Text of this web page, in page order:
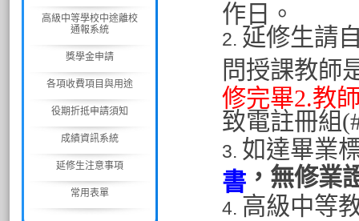
高級中等學校中途離校
通報系統
獎學金申請
各項收費項目與用途
役期折抵申請須知
成績資訊系統
延修生注意事項
常用表單
作日。
延修生請
問授課教師
修完畢2.教
致電註冊組
如達畢業
書 ，無修業
高級中等